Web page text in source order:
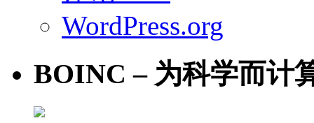
WordPress.org
BOINC – 为科学而计